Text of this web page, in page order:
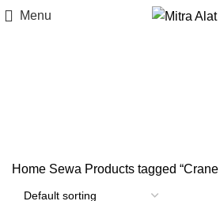
Menu
Home Sewa Products tagged